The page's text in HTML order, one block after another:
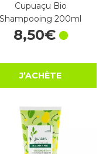
Cupuaçu Bio
Shampooing 200ml
8,50€
J’ACHÈTE